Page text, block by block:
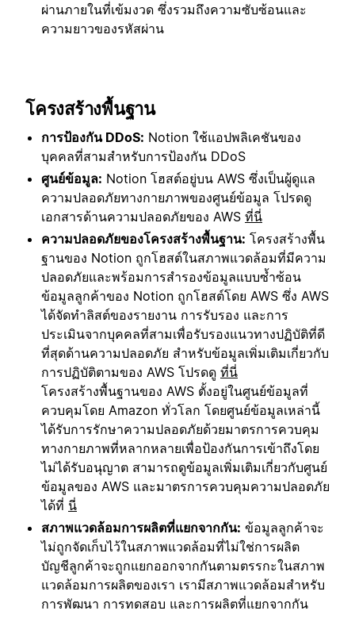
ผ่านภายในที่เข้มงวด ซึ่งรวมถึงความซับซ้อนและ
ความยาวของรหัสผ่าน
โครงสร้างพื้นฐาน
การป้องกัน DDoS: Notion ใช้แอปพลิเคชันของ
บุคคลที่สามสำหรับการป้องกัน DDoS
ศูนย์ข้อมูล: Notion โฮสต์อยู่บน AWS ซึ่งเป็นผู้ดูแล
ความปลอดภัยทางกายภาพของศูนย์ข้อมูล โปรดดู
เอกสารด้านความปลอดภัยของ AWS ที่นี่
ความปลอดภัยของโครงสร้างพื้นฐาน: โครงสร้างพื้น
ฐานของ Notion ถูกโฮสต์ในสภาพแวดล้อมที่มีความ
ปลอดภัยและพร้อมการสำรองข้อมูลแบบซ้ำซ้อน
ข้อมูลลูกค้าของ Notion ถูกโฮสต์โดย AWS ซึ่ง AWS
ได้จัดทำลิสต์ของรายงาน การรับรอง และการ
ประเมินจากบุคคลที่สามเพื่อรับรองแนวทางปฏิบัติที่ดี
ที่สุดด้านความปลอดภัย สำหรับข้อมูลเพิ่มเติมเกี่ยวกับ
การปฏิบัติตามของ AWS โปรดดู ที่นี่
โครงสร้างพื้นฐานของ AWS ตั้งอยู่ในศูนย์ข้อมูลที่
ควบคุมโดย Amazon ทั่วโลก โดยศูนย์ข้อมูลเหล่านี้
ได้รับการรักษาความปลอดภัยด้วยมาตรการควบคุม
ทางกายภาพที่หลากหลายเพื่อป้องกันการเข้าถึงโดย
ไม่ได้รับอนุญาต สามารถดูข้อมูลเพิ่มเติมเกี่ยวกับศูนย์
ข้อมูลของ AWS และมาตรการควบคุมความปลอดภัย
ได้ที่ นี่
สภาพแวดล้อมการผลิตที่แยกจากกัน: ข้อมูลลูกค้าจะ
ไม่ถูกจัดเก็บไว้ในสภาพแวดล้อมที่ไม่ใช่การผลิต
บัญชีลูกค้าจะถูกแยกออกจากกันตามตรรกะในสภาพ
แวดล้อมการผลิตของเรา เรามีสภาพแวดล้อมสำหรับ
การพัฒนา การทดสอบ และการผลิตที่แยกจากกัน